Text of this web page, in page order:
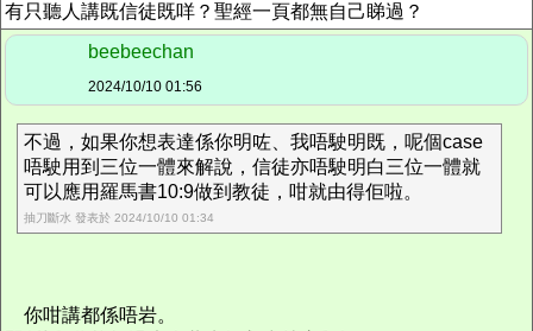
有只聽人講既信徒既咩？聖經一頁都無自己睇過？
beebeechan
2024/10/10 01:56
不過，如果你想表達係你明咗、我唔駛明既，呢個case
唔駛用到三位一體來解說，信徒亦唔駛明白三位一體就
可以應用羅馬書10:9做到教徒，咁就由得佢啦。
抽刀斷水 發表於 2024/10/10 01:34
你咁講都係唔岩。